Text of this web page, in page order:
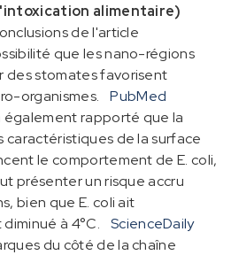
alimentaire)
de l'article
que les nano-régions
des stomates favorisent
organismes.
PubMed
rapporté que la
de la surface
le comportement de E. coli,
présenter un risque accru
bien que E. coli ait
à 4°C.
ScienceDaily
du côté de la chaîne